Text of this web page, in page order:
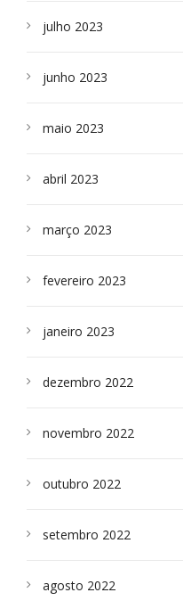
julho 2023
junho 2023
maio 2023
abril 2023
março 2023
fevereiro 2023
janeiro 2023
dezembro 2022
novembro 2022
outubro 2022
setembro 2022
agosto 2022